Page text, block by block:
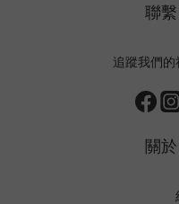
聯
追蹤我們
關